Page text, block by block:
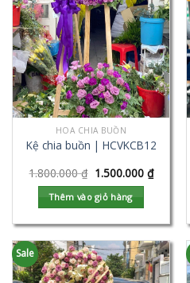
HOA CHIA BUỒN
Kệ chia buồn | HCVKCB12
1.800.000₫ 1.500.000 ₫
Thêm vào giỏ hàng
Sale